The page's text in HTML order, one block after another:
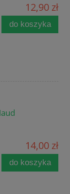
12,90 zł
do koszyka
14,00 zł
do koszyka